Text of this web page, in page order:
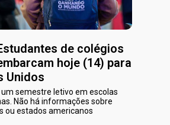
de colégios
hoje (14) para
Unidos
um semestre letivo em escolas
Não há informações sobre
ou estados americanos